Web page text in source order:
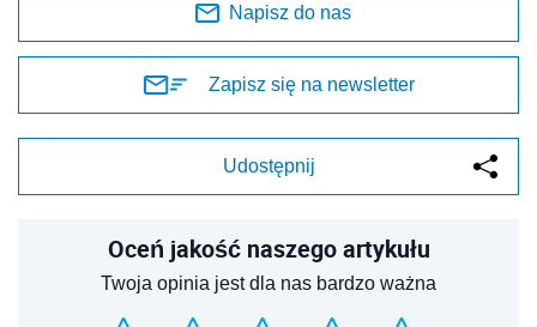
Napisz do nas
Zapisz się na newsletter
Udostępnij
Oceń jakość naszego artykułu
Twoja opinia jest dla nas bardzo ważna